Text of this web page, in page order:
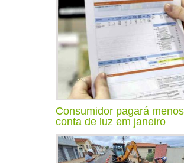
Consumidor pagará
conta de luz em janeiro